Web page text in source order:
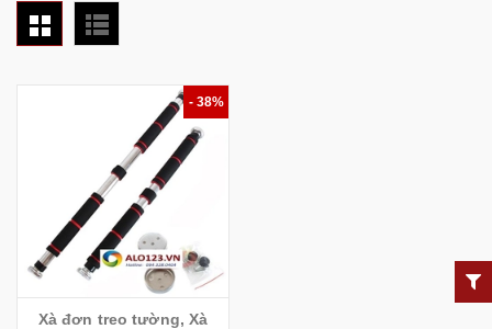
- 38%
Xà đơn treo tường, Xà